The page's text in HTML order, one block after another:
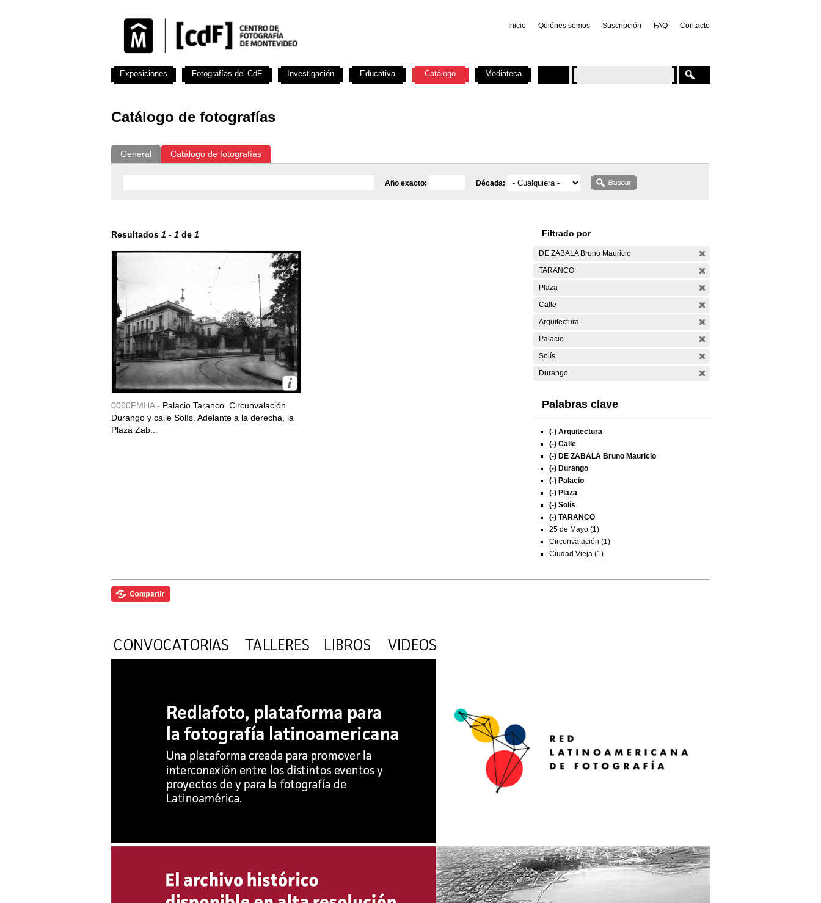
Inicio Quiénes somos Suscripción FAQ Contacto
Catálogo de fotografías
General Catálogo de fotografías
Año exacto: Década:
Resultados 1 - 1 de 1
0060FMHA - Palacio Taranco. Circunvalación
Durango y calle Solís. Adelante a la derecha, la
Plaza Zab...
Filtrado por
DE ZABALA Bruno Mauricio
TARANCO
Plaza
Calle
Arquitectura
Palacio
Solís
Durango
Palabras clave
(-) Arquitectura
(-) Calle
(-) DE ZABALA Bruno Mauricio
(-) Durango
(-) Palacio
(-) Plaza
(-) Solís
(-) TARANCO
25 de Mayo (1)
Circunvalación (1)
Ciudad Vieja (1)
Exposiciones Fotografías del CdF Investigación Educativa Catálogo Mediateca